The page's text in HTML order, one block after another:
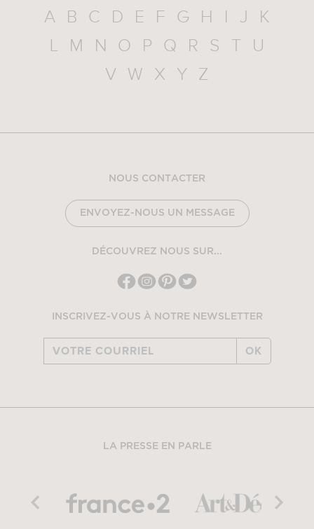
A B C D E F G H I J
K
L
M N O P Q R S T
U
V
W X Y Z
NOUS CONTACTER
ENVOYEZ-NOUS UN MESSAGE
DÉCOUVREZ NOUS SUR...
INSCRIVEZ-VOUS À NOTRE NEWSLETTER
OK
LA PRESSE EN PARLE